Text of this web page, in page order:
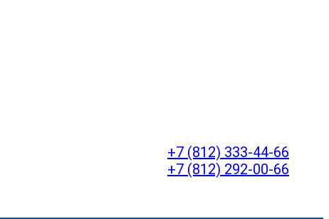
+7 (812) 333-44-66
+7 (812) 292-00-66